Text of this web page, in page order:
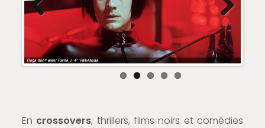
Next
En crossovers, thrillers, films noirs et comédies